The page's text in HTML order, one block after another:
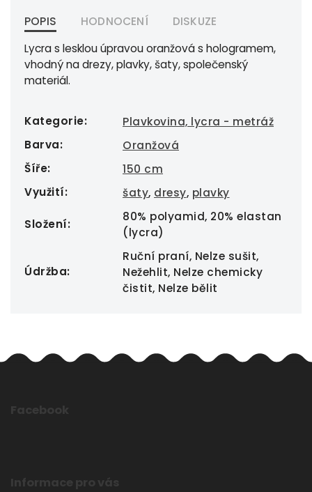
POPIS HODNOCENÍ
DISKUZE
Lycra s lesklou úpravou oranžová s hologramem,
vhodný na drezy, plavky, šaty, společenský
materiál.
Kategorie:
Plavkovina, lycra - metráž
Barva:
Oranžová
Šíře:
150 cm
Využití: šaty, dresy, plavky
Složení:
80% polyamid, 20% elastan
(lycra)
Údržba:
Ruční praní, Nelze sušit,
Nežehlit, Nelze chemicky
čistit, Nelze bělit
Facebook
Informace pro vás